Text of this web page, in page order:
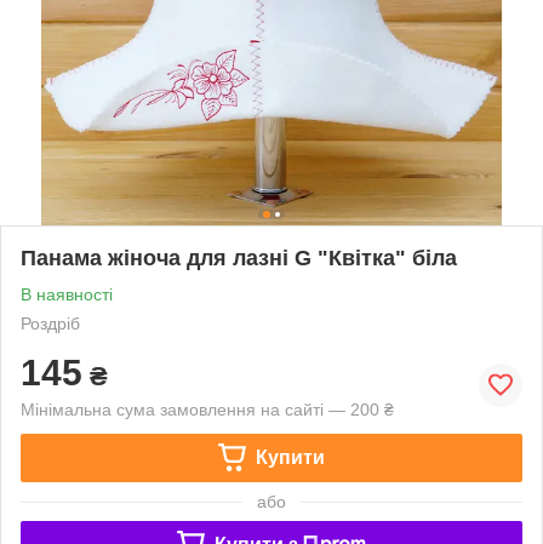
Панама жіноча для лазні G "Квітка" біла
В наявності
Роздріб
145 ₴
Мінімальна сума замовлення на сайті — 200 ₴
Купити
або